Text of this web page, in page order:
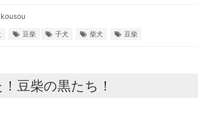
豆柴 子犬 柴犬 豆柴
豆柴の黒たち！